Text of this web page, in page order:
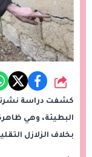
شارك
البطيئة، وهي
بخلاف الزلازل